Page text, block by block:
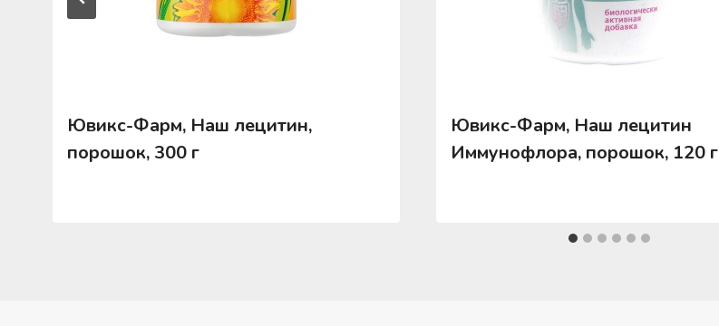
Ювикс-Фарм, Наш лецитин,
порошок, 300 г
Ювикс-Фарм, Наш лецитин
Иммунофлора, порошок, 120 г